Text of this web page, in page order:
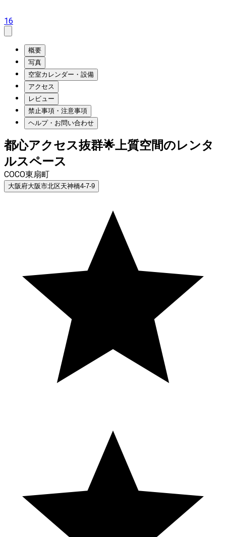
16
概要
写真
空室カレンダー・設備
アクセス
レビュー
禁止事項・注意事項
ヘルプ・お問い合わせ
都心アクセス抜群🌟上質空間のレンタ
ルスペース
COCO東扇町
大阪府大阪市北区天神橋4-7-9